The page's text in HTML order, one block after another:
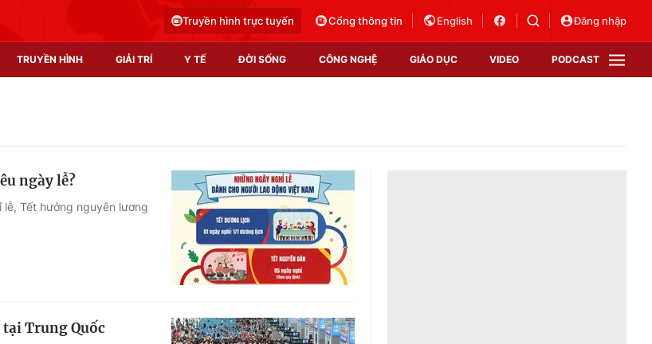
Truyền hình trực tuyến Cổng thông tin English Đăng nhập
TRUYỀN HÌNH GIẢI TRÍ Y TẾ ĐỜI SỐNG CÔNG NGHỆ GIÁO DỤC VIDEO PODCAST
Video
Shorts video
Podcast
EMagazine
Photo
VTV Sức khoẻ
ngày lễ?
Tết hưởng nguyên lương
Trung Quốc